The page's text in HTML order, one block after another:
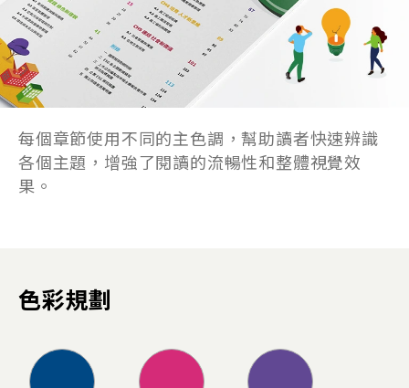
每個章節使用不同的主色調，幫助讀者快速辨識
各個主題，增強了閱讀的流暢性和整體視覺效
果。
色彩規劃